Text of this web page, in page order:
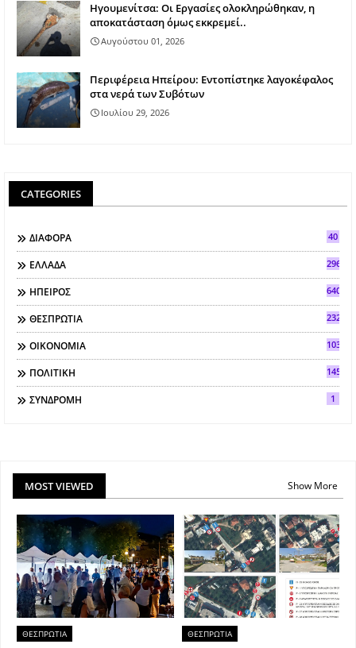
Ηγουμενίτσα: Οι Εργασίες ολοκληρώθηκαν, η
αποκατάσταση όμως εκκρεμεί..
Αυγούστου 01, 2026
Περιφέρεια Ηπείρου: Εντοπίστηκε λαγοκέφαλος
στα νερά των Συβότων
Ιουλίου 29, 2026
CATEGORIES
ΔΙΑΦΟΡΑ 40
ΕΛΛΑΔΑ 296
ΗΠΕΙΡΟΣ 640
ΘΕΣΠΡΩΤΙΑ 2321
ΟΙΚΟΝΟΜΙΑ 103
ΠΟΛΙΤΙΚΗ 145
ΣΥΝΔΡΟΜΗ 1
MOST VIEWED Show More
ΘΕΣΠΡΩΤΙΑ ΘΕΣΠΡΩΤΙΑ